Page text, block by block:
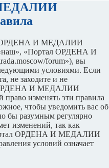
ОРДЕНА И МЕДАЛИИ
«Портал ОРДЕНА И
forum»), вы
условиями. Если
не заходите и не
ОРДЕНА И МЕДАЛИИ
изменять эти правила
чтобы уведомить вас об
бы разумным регулярно
изменений, так как
ОРДЕНА И МЕДАЛИИ
условий означает